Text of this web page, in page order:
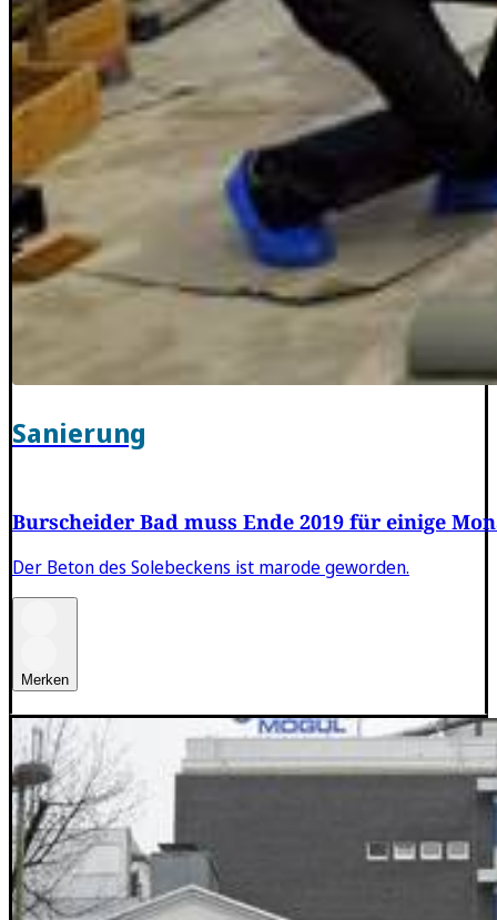
Sanierung
Burscheider Bad muss Ende 2019 für einige
Der Beton des Solebeckens ist marode geworden.
Merken